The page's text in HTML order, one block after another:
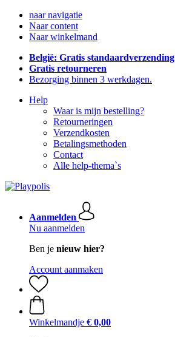
naar navigatie
Naar content
Naar winkelmand
België: Gratis standaardverzending
Gratis retourneren
Bezorging binnen 3 werkdagen.
Help
Waar is mijn bestelling?
Retourneringen
Verzendkosten
Betalingsmethoden
Contact
Alle help-thema`s
Aanmelden
Nu aanmelden
Ben je nieuw hier?
Account aanmaken
Winkelmandje € 0,00